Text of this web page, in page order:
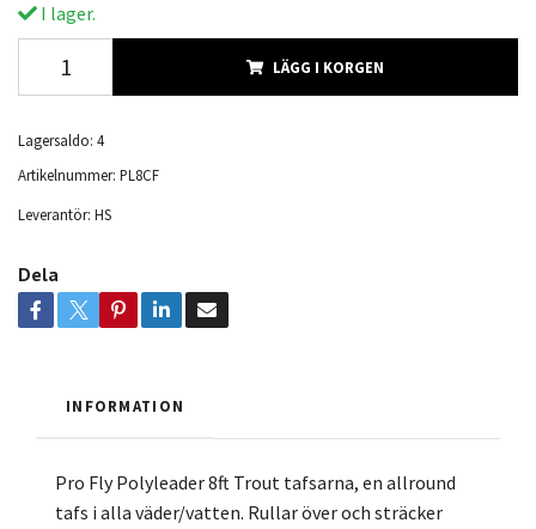
I lager.
LÄGG I KORGEN
Lagersaldo: 4
Artikelnummer: PL8CF
Leverantör: HS
Dela
INFORMATION
Pro Fly Polyleader 8ft Trout tafsarna, en allround
tafs i alla väder/vatten. Rullar över och sträcker